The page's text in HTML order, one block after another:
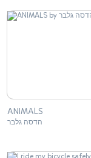
ANIMALS
הדסה גלבר